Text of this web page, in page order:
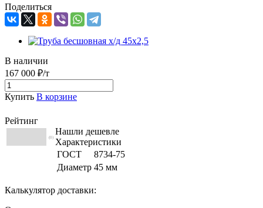
Поделиться
В наличии
167 000 ₽/т
Купить В корзине
Рейтинг
(0)
Нашли дешевле
Характеристики
ГОСТ
8734-75
Диаметр 45 мм
Калькулятор доставки: